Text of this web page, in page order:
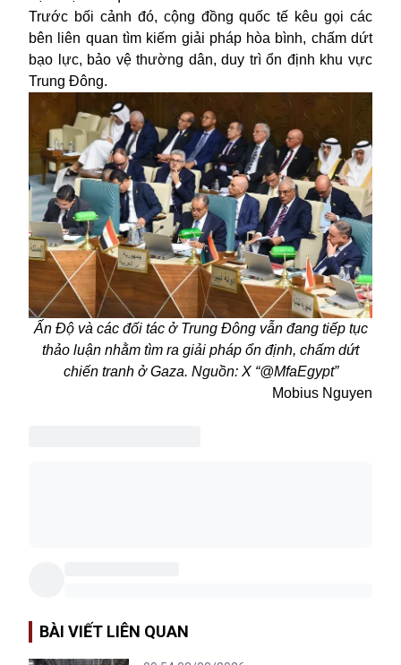
Trước bối cảnh đó, cộng đồng quốc tế kêu gọi các
bên liên quan tìm kiếm giải pháp hòa bình, chấm dứt
bạo lực, bảo vệ thường dân, duy trì ổn định khu vực
Trung Đông.
Ấn Độ và các đối tác ở Trung Đông vẫn đang tiếp tục
thảo luận nhằm tìm ra giải pháp ổn định, chấm dứt
chiến tranh ở Gaza. Nguồn: X “@MfaEgypt”
Mobius Nguyen
BÀI VIẾT LIÊN QUAN